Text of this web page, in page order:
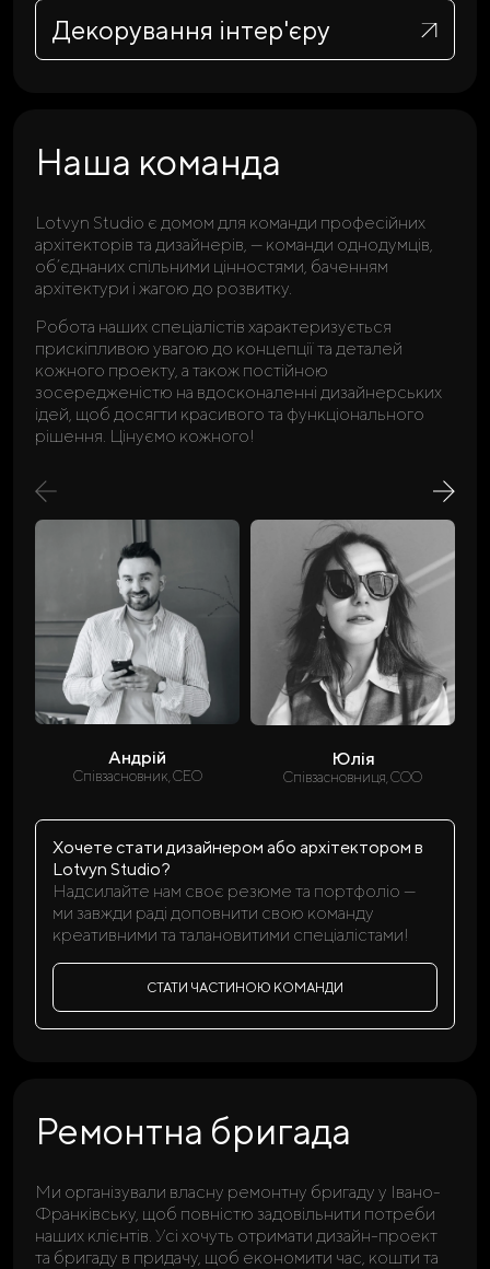
Декорування інтер'єру
Наша команда
Lotvyn Studio є домом для команди професійних
архітекторів та дизайнерів, — команди однодумців,
об’єднаних спільними цінностями, баченням
архітектури і жагою до розвитку.
Робота наших спеціалістів характеризується
прискіпливою увагою до концепції та деталей
кожного проекту, а також постійною
зосередженістю на вдосконаленні дизайнерських
ідей, щоб досягти красивого та функціонального
рішення. Цінуємо кожного!
Андрій
Співзасновник, CEO
Юлія
Співзасновниця, COO
Хочете стати дизайнером або архітектором в
Lotvyn Studio?
Надсилайте нам своє резюме та портфоліо —
ми завжди раді доповнити свою команду
креативними та талановитими спеціалістами!
СТАТИ ЧАСТИНОЮ КОМАНДИ
Ремонтна бригада
Ми організували власну ремонтну бригаду у Івано-
Франківську, щоб повністю задовільнити потреби
наших клієнтів. Усі хочуть отримати дизайн-проект
та бригаду в придачу, щоб економити час, кошти та